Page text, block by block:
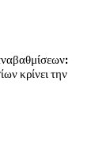
κρίνει την